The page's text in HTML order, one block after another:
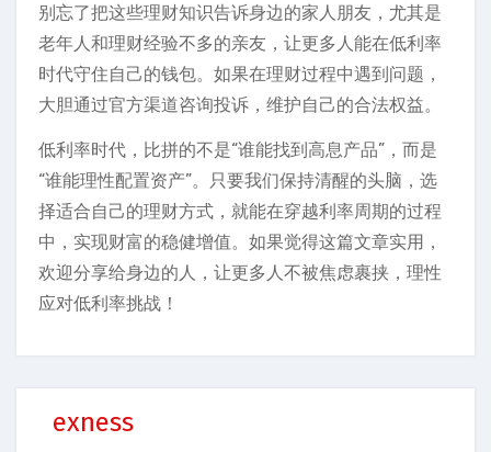
别忘了把这些理财知识告诉身边的家人朋友，尤其是
老年人和理财经验不多的亲友，让更多人能在低利率
时代守住自己的钱包。如果在理财过程中遇到问题，
大胆通过官方渠道咨询投诉，维护自己的合法权益。
低利率时代，比拼的不是“谁能找到高息产品”，而是
“谁能理性配置资产”。只要我们保持清醒的头脑，选
择适合自己的理财方式，就能在穿越利率周期的过程
中，实现财富的稳健增值。如果觉得这篇文章实用，
欢迎分享给身边的人，让更多人不被焦虑裹挟，理性
应对低利率挑战！
exness